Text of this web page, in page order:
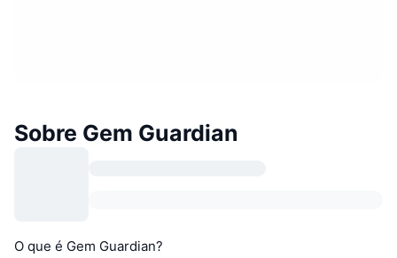
Sobre Gem Guardian
O que é Gem Guardian?